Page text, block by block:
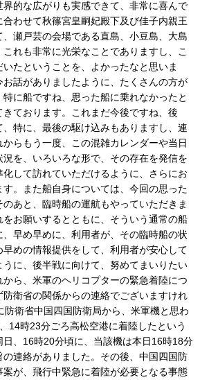
的な広がりも実感できて、非常に喜んで
わせて秋篠宮皇嗣妃殿下及び佳子内親王
瀬戸芸の会場である直島、小豆島、大島
れも非常に光栄なことでありますし、こ
たということを、よかったなと思いま
話がありましたように、たくさんの方が
に船ですね、思った船に乗れなかったと
ております。これまだ今後ですね、後
特に、最後の駆け込みもありますし、連
らもう一度、この混雑カレンダーや当日
を、いろいろな形で、その存在を発信を
化して訪れていただけるように、さらにお
。また船自身については、今回の思った
あと、臨時船の運航もやっていただきま
をお願いするとともに、そういう通常の船
早め早めに、利用者が、その臨時船の状
めの情報提供をして、利用者が安心して
に、後半戦に向けて、努めてまいりたい
ら、米軍のヘリコプターの緊急着陸につ
衛省の関係からの連絡でございますけれ
防衛省中国四国防衛局から、米軍機と思わ
14時23分ごろ高松空港に着陸したという
、16時20分頃に、当該機は本日16時18分
の連絡がありました。その後、中国四国防
が、飛行中緊急に着陸が必要となる事態